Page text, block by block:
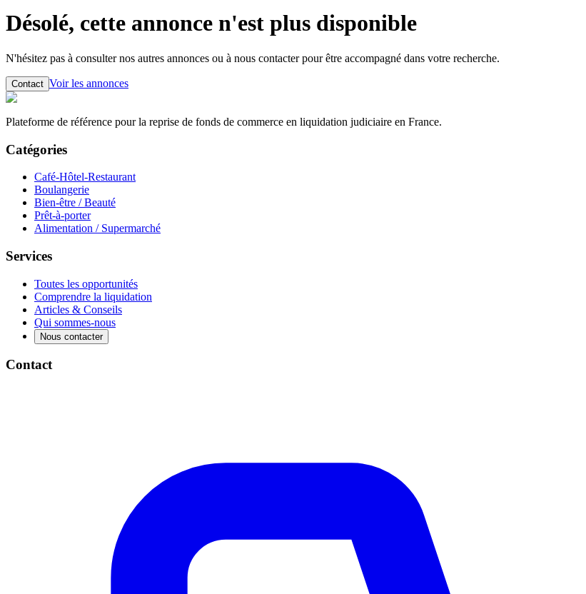
Désolé, cette annonce n'est plus disponible
N'hésitez pas à consulter nos autres annonces ou à nous contacter pour être accompagné dans votre recherche.
Contact Voir les annonces
Plateforme de référence pour la reprise de fonds de commerce en liquidation judiciaire en France.
Catégories
Café-Hôtel-Restaurant
Boulangerie
Bien-être / Beauté
Prêt-à-porter
Alimentation / Supermarché
Services
Toutes les opportunités
Comprendre la liquidation
Articles & Conseils
Qui sommes-nous
Nous contacter
Contact